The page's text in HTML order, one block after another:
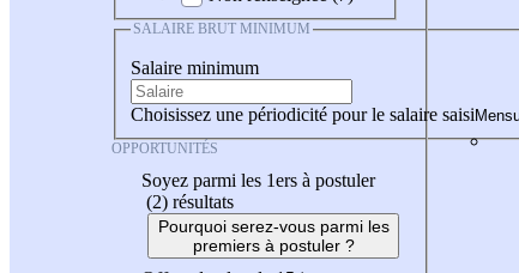
SALAIRE BRUT MINIMUM
Salaire minimum
Choisissez une périodicité pour le salaire saisi
OPPORTUNITÉS
Soyez parmi les 1ers à postuler
(2) résultats
Pourquoi serez-vous parmi les
premiers à postuler ?